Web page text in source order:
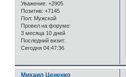
Уважение: +2905
Позитив: +7145
Пол: Мужской
Провел на форуме:
3 месяца 10 дней
Последний визит:
Сегодня 04:47:36
Михаил Цененко